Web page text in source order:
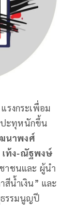
แรงกระเพื่อม
ปะทุหนักขึ้น
นาพงศ์
เท้ง-ณัฐพงษ์
าชนและ ผู้นำ
น้ำเงิน” และ
ธรรมนูญปี